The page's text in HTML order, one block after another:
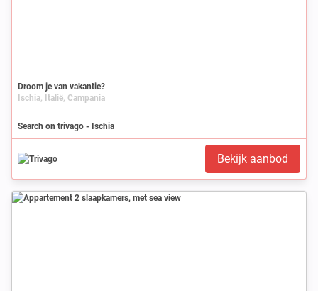
Droom je van vakantie?
Ischia, Italië, Campania
Search on trivago - Ischia
Bekijk aanbod